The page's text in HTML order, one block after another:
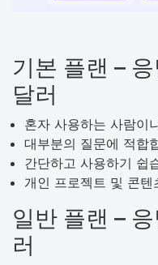
기본 플랜 –
달러
혼자 사용하는 사람이
대부분의 질문에 적합
간단하고 사용하기 쉽
개인 프로젝트 및 콘
일반 플랜 –
러